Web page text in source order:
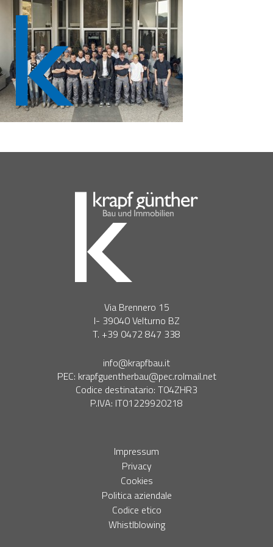
Via Brennero 15
I- 39040 Velturno BZ
T. +39 0472 847 338
info@krapfbau.it
PEC: krapfguentherbau@pec.rolmail.net
Codice destinatario: T04ZHR3
P.IVA: IT01229920218
Impressum
Privacy
Cookies
Politica aziendale
Codice etico
Whistlblowing